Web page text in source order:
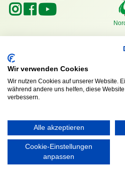
RECHTLICHES
Impressum
Datenschutzerklärung
Wir verwenden Cookies
Wir nutzen Cookies auf unserer Website.
während andere uns helfen, diese
verbessern.
Alle akzeptieren
Cookie-Einstellungen
anpassen